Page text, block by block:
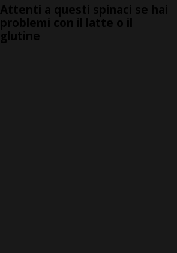
Attenti a questi spinaci se hai
problemi con il latte o il
glutine